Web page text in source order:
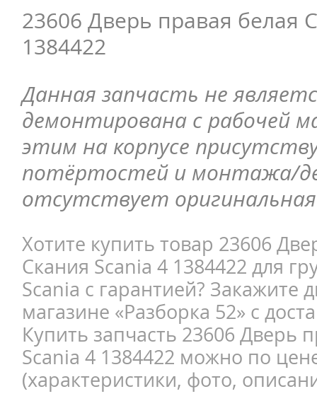
23606 Дверь правая белая
1384422
Данная запчасть не
демонтирована с рабочей
этим на корпусе
потёртостей и монтажа/
отсутствует оригинальная
Хотите купить товар 23606
Скания Scania 4 1384422 для
Scania с гарантией? Закажите
магазине «Разборка 52» с
Купить запчасть 23606 Дверь
Scania 4 1384422 можно по
(характеристики, фото,